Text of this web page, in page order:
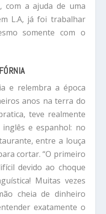
com a ajuda de uma
L.A, já foi trabalhar
somente com o
e relembra a época
anos na terra do
teve realmente
e espanhol: no
entre a louça
cortar. “O primeiro
devido ao choque
Muitas vezes
cheia de dinheiro
exatamente o